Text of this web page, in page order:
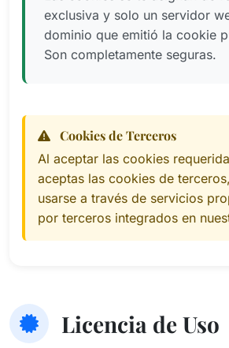
exclusiva y solo un servidor
dominio que emitió la cookie
Son completamente seguras.
Cookies de Terceros
Al aceptar las cookies
aceptas las cookies de
usarse a través de servicios
por terceros integrados en
Licencia de Uso